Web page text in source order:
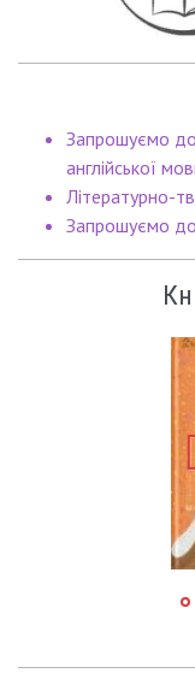
Запрошуємо
англійської
Літературно-
Запрошуємо до